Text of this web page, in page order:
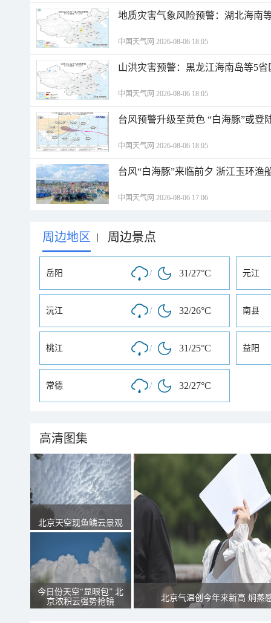
地质灾害气象风险预警：湖北海南
中国天气网 2026-08-06 18:05
山洪灾害预警：黑龙江海南岛等5
中国天气网 2026-08-06 18:05
台风预警升级至黄色 “白海豚”或登
中国天气网 2026-08-06 18:05
台风“白海豚”来临前夕 浙江玉环渔
中国天气网 2026-08-06 17:06
周边地区 | 周边景点
岳阳 / 31/27°C 元江
沅江 / 32/26°C 南县
桃江 / 31/25°C 益阳
常德 / 32/27°C
高清图集
北京天空现鱼鳞云景观
今日份天空“显眼包” 北
京浓积云强势抢镜
北京气温创今年来新高 焖蒸